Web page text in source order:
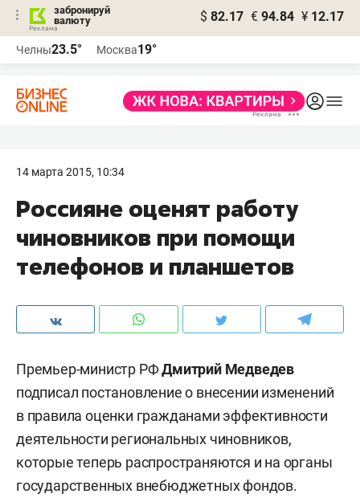
забронируй
валюту
$ 82.17 € 94.84 ¥ 12.17
Челны23.5° Москва19°
14 марта 2015, 10:34
Россияне оценят работу
чиновников при помощи
телефонов и планшетов
Премьер-министр РФДмитрий Медведев
подписал постановление о внесении изменений
в правила оценки гражданами эффективности
деятельности региональных чиновников,
которые теперь распространяются и на органы
государственных внебюджетных фондов.